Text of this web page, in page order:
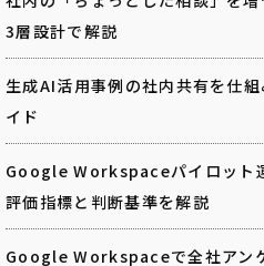
3層設計で解説
生成AI活用事例の社内共有を仕
イド
Google Workspaceパイロット
評価指標と判断基準を解説
Google Workspaceで全社アン